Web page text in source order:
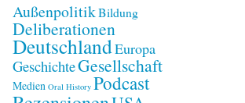
AußenpolitikBildung
Deliberationen
DeutschlandEuropa
GeschichteGesellschaft
Medien Oral History Podcast